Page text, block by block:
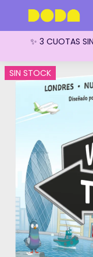
✨ 3 CUOTAS
SIN STOCK